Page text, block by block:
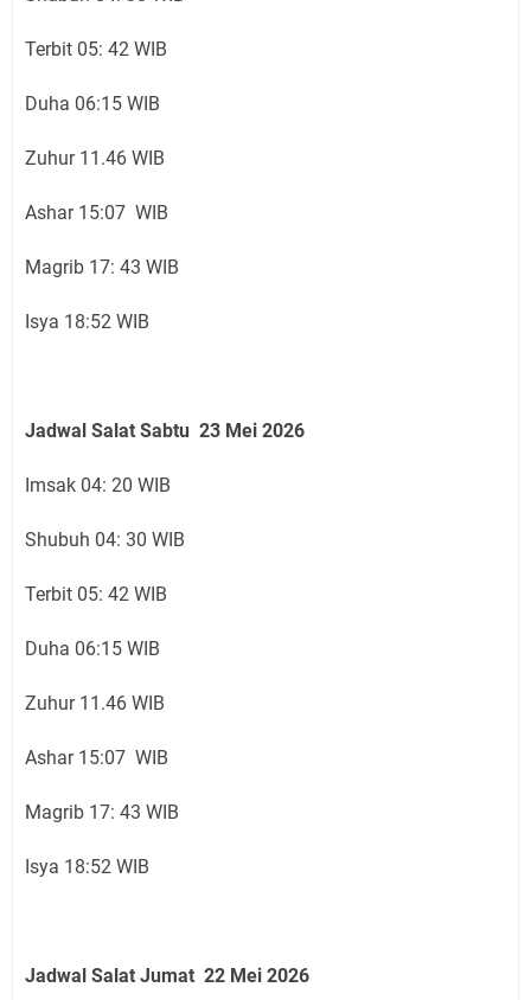
Terbit 05: 42 WIB
Duha 06:15 WIB
Zuhur 11.46 WIB
Ashar 15:07 WIB
Magrib 17: 43 WIB
Isya 18:52 WIB
Jadwal Salat Sabtu 23 Mei 2026
Imsak 04: 20 WIB
Shubuh 04: 30 WIB
Terbit 05: 42 WIB
Duha 06:15 WIB
Zuhur 11.46 WIB
Ashar 15:07 WIB
Magrib 17: 43 WIB
Isya 18:52 WIB
Jadwal Salat Jumat 22 Mei 2026